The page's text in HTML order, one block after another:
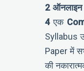
2ऑनलाइन
4एक
Syllabus
Paper में
की